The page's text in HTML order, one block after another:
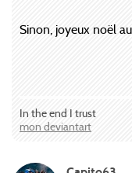
Sinon, joyeux noël
In the end I trust
mon deviantart